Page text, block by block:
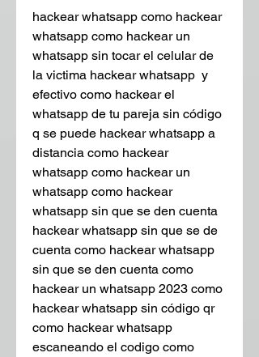
hackear whatsapp como hackear
whatsapp como hackear un
whatsapp sin tocar el celular de
la victima hackear whatsapp  y
efectivo como hackear el
whatsapp de tu pareja sin código
q se puede hackear whatsapp a
distancia como hackear
whatsapp como hackear un
whatsapp como hackear
whatsapp sin que se den cuenta
hackear whatsapp sin que se de
cuenta como hackear whatsapp
sin que se den cuenta como
hackear un whatsapp 2023 como
hackear whatsapp sin código qr
como hackear whatsapp
escaneando el codigo como